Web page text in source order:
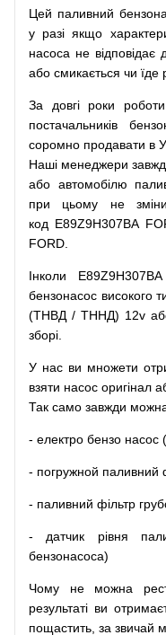
Цей паливний
у разі якщо
насоса не відповідає
або смикається чи їде
За довгі роки роботи
постачальників
соромно продавати в
Наші менеджери
або автомобілю
при
цьому не
код E89Z9H307BA
FORD.
Інколи
бензонасос високого
(ТНВД / ТННД) 12v
зборі
У нас ви множети
взяти насос оригінал
Так само завжди
- електро бензо насос
- погружной паливний
- паливний фільтр
- датчик рівня
бензонасоса)
Чому не можна
результаті ви
пощастить, за звичай